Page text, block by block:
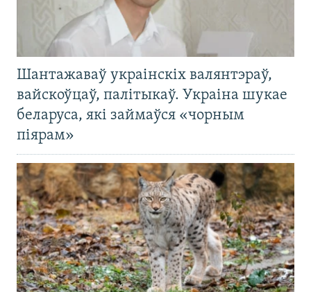
Шантажаваў украінскіх валянтэраў,
вайскоўцаў, палітыкаў. Украіна шукае
беларуса, які займаўся «чорным
піярам»